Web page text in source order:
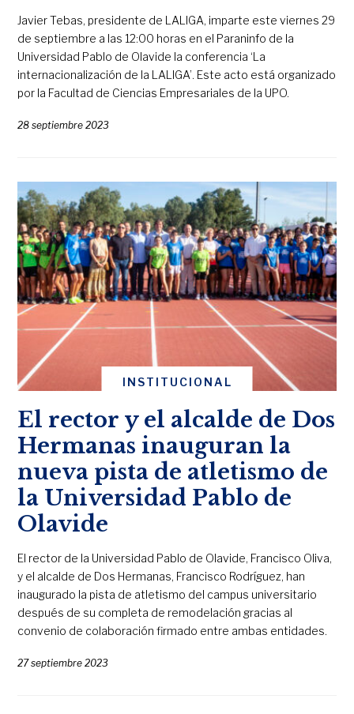
Javier Tebas, presidente de LALIGA, imparte este viernes 29
de septiembre a las 12:00 horas en el Paraninfo de la
Universidad Pablo de Olavide la conferencia ‘La
internacionalización de la LALIGA’. Este acto está organizado
por la Facultad de Ciencias Empresariales de la UPO.
28 septiembre 2023
INSTITUCIONAL
El rector y el alcalde de Dos
Hermanas inauguran la
nueva pista de atletismo de
la Universidad Pablo de
Olavide
El rector de la Universidad Pablo de Olavide, Francisco Oliva,
y el alcalde de Dos Hermanas, Francisco Rodríguez, han
inaugurado la pista de atletismo del campus universitario
después de su completa de remodelación gracias al
convenio de colaboración firmado entre ambas entidades.
27 septiembre 2023